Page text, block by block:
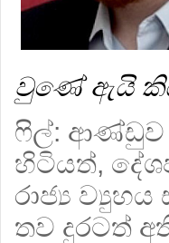
වුණේ ඇයි
ෆිල්: ආණ්ඩුව
හිටියත්,
රාජ්‍ය
තව දුරටත්